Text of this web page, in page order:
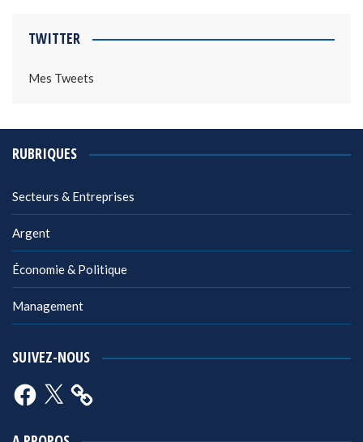
TWITTER
Mes Tweets
RUBRIQUES
Secteurs & Entreprises
Argent
Économie & Politique
Management
SUIVEZ-NOUS
Facebook
X